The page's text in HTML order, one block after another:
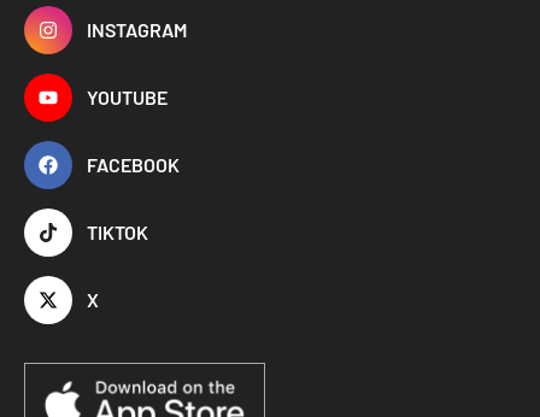
INSTAGRAM
YOUTUBE
FACEBOOK
TIKTOK
X